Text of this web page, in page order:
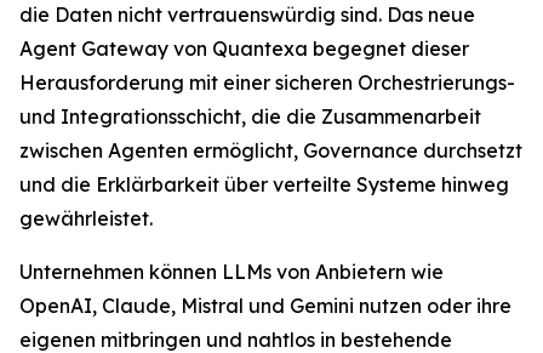
die Daten nicht vertrauenswürdig sind. Das neue
Agent Gateway von Quantexa begegnet dieser
Herausforderung mit einer sicheren Orchestrierungs-
und Integrationsschicht, die die Zusammenarbeit
zwischen Agenten ermöglicht, Governance durchsetzt
und die Erklärbarkeit über verteilte Systeme hinweg
gewährleistet.
Unternehmen können LLMs von Anbietern wie
OpenAI, Claude, Mistral und Gemini nutzen oder ihre
eigenen mitbringen und nahtlos in bestehende